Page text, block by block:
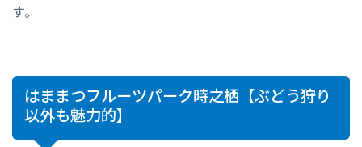
す。
はままつフルーツパーク時之栖【ぶどう狩り
以外も魅力的】